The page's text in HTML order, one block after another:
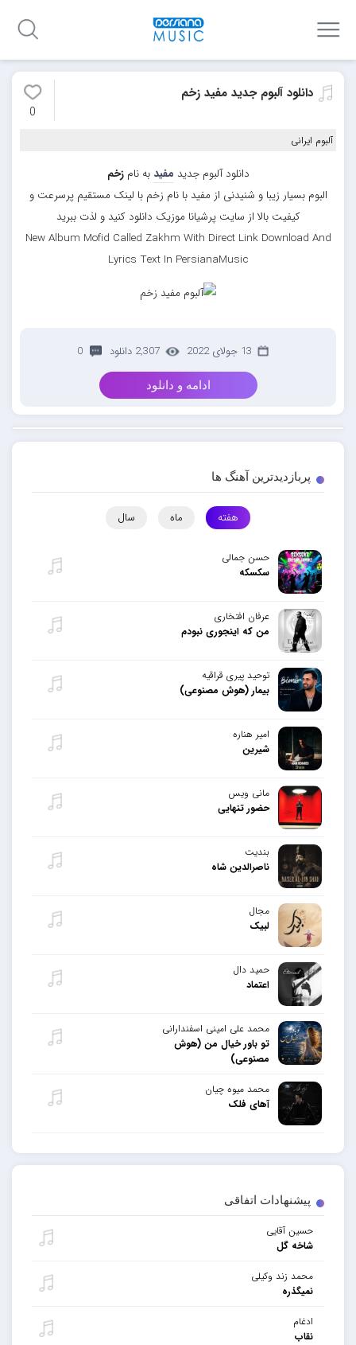
پیشنهادات اتفاقی
حسین آقایی
شاخه گل
محمد زند وکیلی
نمیگذره
ادغام
نقاب
دانلود آلبوم جدید مفید زخم
0
آلبوم ایرانی
دانلود آلبوم جدید مفید به نامزخم
البوم بسیار زیبا و شنیدنی از مفید با نام زخم با لینک مستقیم پرسرعت و
کیفیت بالا از سایت پرشیانا موزیک دانلود کنید و لذت ببرید
New Album Mofid Called Zakhm With Direct Link Download And
Lyrics Text In PersianaMusic
13 جولای 2022 2,307 دانلود 0
ادامه و دانلود
پربازدیدترین آهنگ ها
هفته ماه سال
حسن جمالی
سکسکه
عرفان افتخاری
من که اینجوری نبودم
توحید پیری قراقیه
بیمار (هوش مصنوعی)
امیر هناره
شیرین
مانی ویس
حضور تنهایی
بندیت
ناصرالدین شاه
مجال
لبیک
حمید دال
اعتماد
محمد علی امینی اسفندارانی
تو باور خیال من (هوش
مصنوعی)
محمد میوه چیان
آهای فلک